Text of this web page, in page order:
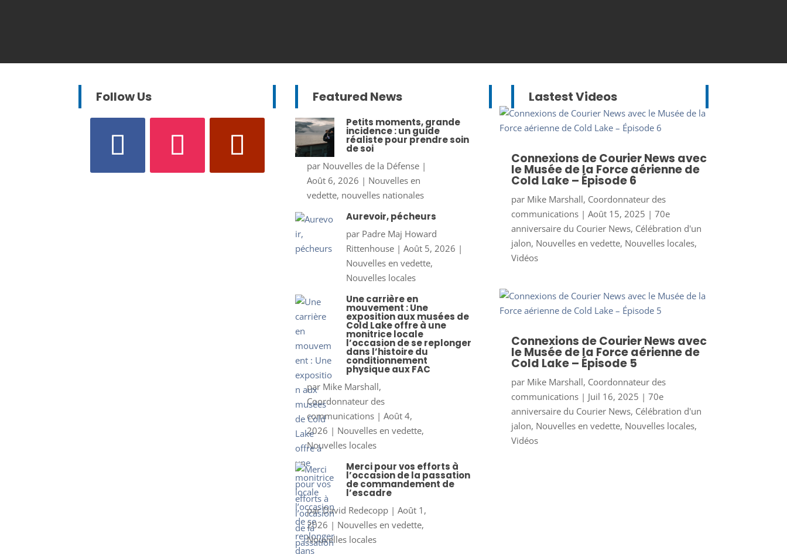
Follow Us Featured News
Petits moments, grande
incidence : un guide
réaliste pour prendre soin
de soi
par Nouvelles de la Défense|
Août 6, 2026 | Nouvelles en
vedette, nouvelles nationales
Aurevoir, pécheurs
par Padre Maj Howard
Rittenhouse| Août 5, 2026 |
Nouvelles en vedette,
Nouvelles locales
Une carrière en
mouvement : Une
exposition aux musées de
Cold Lake offre à une
monitrice locale
l’occasion de se replonger
dans l’histoire du
conditionnement
physique aux FAC
par Mike Marshall,
Coordonnateur des
communications| Août 4,
2026 | Nouvelles en vedette,
Nouvelles locales
Merci pour vos efforts à
l’occasion de la passation
de commandement de
l’escadre
parDavid Redecopp| Août 1,
2026 | Nouvelles en vedette,
Nouvelles locales
Lastest Videos
Connexions de Courier News avec
le Musée de la Force aérienne de
Cold Lake – Épisode 6
par Mike Marshall, Coordonnateur des
communications| Août 15, 2025 | 70e
anniversaire du Courier News, Célébration d'un
jalon, Nouvelles en vedette, Nouvelles locales,
Vidéos
Connexions de Courier News avec
le Musée de la Force aérienne de
Cold Lake – Épisode 5
par Mike Marshall, Coordonnateur des
communications| Juil 16, 2025 | 70e
anniversaire du Courier News, Célébration d'un
jalon, Nouvelles en vedette, Nouvelles locales,
Vidéos